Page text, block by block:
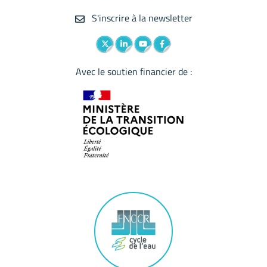
S'inscrire à la newsletter
Lien vers le compte Twitter
Lien vers le compte Linkedin
Lien vers la chaîne Youtube
Lien vers le compte Facebook
Avec le soutien financier de :
Logo Club des bonnes